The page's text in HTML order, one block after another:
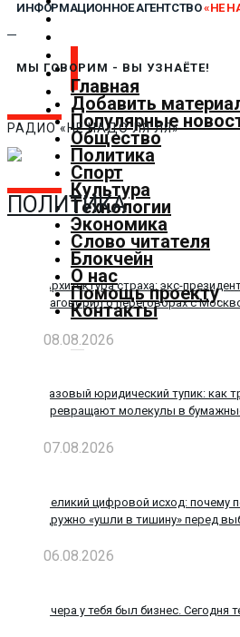
Культура
Предложить новость
О нас
✕
Главная
Добавить
материал
Популярные
новости
Общество
Культура
Технологии
Экономика
Блокчейн
нас
проекту
ИНФОРМАЦИОННОЕ АГЕНТСТВО«НЕ
Главная
Добавить
Популярные
Общество
Политика
Спорт
Культура
Технологии
Экономика
Слово читателя
Блокчейн
О нас
Помощь проекту
Контакты
МЫ ГОВОРИМ - ВЫ УЗНАЁТЕ!
РАДИО «НЕ НАДО ЛЯ ЛЯ»
ПОЛИТИКА
Архитектура страха: экс-
заговорил о переговорах с
08.08.2026
Газовый юридический тупик: как
превращают молекулы в
07.08.2026
Великий цифровой исход: почему
дружно «ушли в тишину» перед
06.08.2026
Вчера у тебя был бизнес. Сегодня